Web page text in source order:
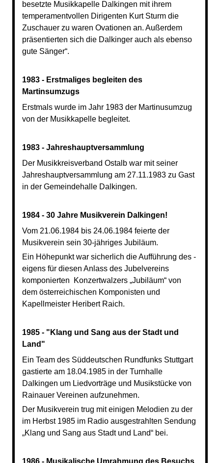
besetzte Musikkapelle Dalkingen mit ihrem
temperamentvollen Dirigenten Kurt Sturm die
Zuschauer zu waren Ovationen an. Außerdem
präsentierten sich die Dalkinger auch als ebenso
gute Sänger“.
1983 - Erstmaliges begleiten des
Martinsumzugs
Erstmals wurde im Jahr 1983 der Martinusumzug
von der Musikkapelle begleitet.
1983 - Jahreshauptversammlung
Der Musikkreisverband Ostalb war mit seiner
Jahreshauptversammlung am 27.11.1983 zu Gast
in der Gemeindehalle Dalkingen.
1984 - 30 Jahre Musikverein Dalkingen!
Vom 21.06.1984 bis 24.06.1984 feierte der
Musikverein sein 30-jähriges Jubiläum.
Ein Höhepunkt war sicherlich die Aufführung des -
eigens für diesen Anlass des Jubelvereins
komponierten Konzertwalzers „Jubiläum“ von
dem österreichischen Komponisten und
Kapellmeister Heribert Raich.
1985 - "Klang und Sang aus der Stadt und
Land"
Ein Team des Süddeutschen Rundfunks Stuttgart
gastierte am 18.04.1985 in der Turnhalle
Dalkingen um Liedvorträge und Musikstücke von
Rainauer Vereinen aufzunehmen.
Der Musikverein trug mit einigen Melodien zu der
im Herbst 1985 im Radio ausgestrahlten Sendung
„Klang und Sang aus Stadt und Land“ bei.
1986 - Musikalische Umrahmung des Besuchs